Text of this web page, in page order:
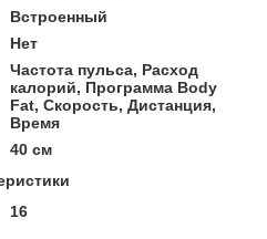
Встроенный
Нет
Частота пульса, Расход
калорий, Программа Body
Fat, Скорость, Дистанция,
Время
40 см
16